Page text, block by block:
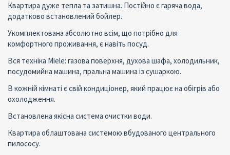
Квартира дуже тепла та затишна. Постійно є гаряча вода,
додатково встановлений бойлер.
Укомплектована абсолютно всім, що потрібно для
комфортного проживання, є навіть посуд.
Вся техніка Miele: газова поверхня, духова шафа, холодильник,
посудомийна машина, пральна машина із сушаркою.
В кожній кімнаті є свій кондиціонер, який працює на обігрів або
охолодження.
Встановлена якісна система очистки води.
Квартира облаштована системою вбудованого центрального
пилососу.